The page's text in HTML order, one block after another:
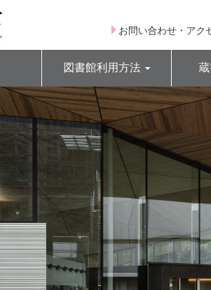
お問い合わせ・アク
図書館利用方法